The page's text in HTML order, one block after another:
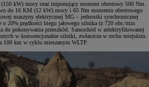
kW) mocy oraz imponujący moment obrotowy 500 Nm.
do 16 KM (12 kW) mocy i 65 Nm momentu obrotowego
maszyny elektrycznej MG – jednostki synchronicznej
o 20% prędkości biegu jałowego silnika (z 720 obr./min
do pokonywania przeszkód. Samochód w zelektryfikowanej
w konwencjonalne silniki, zwłaszcza w ruchu miejskim.
100 km w cyklu mieszanym WLTP.